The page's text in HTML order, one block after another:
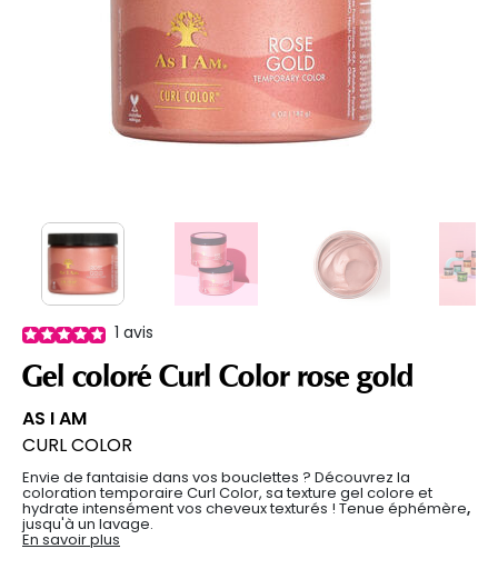
1 avis
Gel coloré Curl Color rose gold
AS I AM
CURL COLOR
Envie de fantaisie dans vos bouclettes ? Découvrez la
coloration temporaire Curl Color, sa texture gel colore et
hydrate intensément vos cheveux texturés ! Tenue éphémère,
jusqu'à un lavage.
En savoir plus